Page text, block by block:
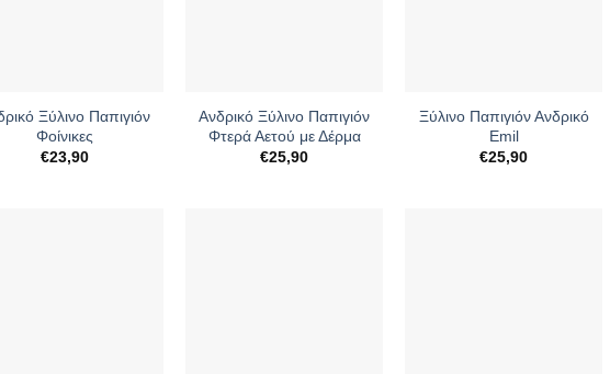
Ξύλινο Παπιγιόν
Φοίνικες
€23,90
Ανδρικό Ξύλινο Παπιγιόν
Φτερά Αετού με Δέρμα
€25,90
Ξύλινο Παπιγιόν Ανδρικό
Emil
€25,90